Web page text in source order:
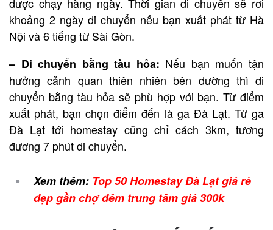
khoảng 2 ngày di chuyển nếu bạn xuất phát từ Hà
Nội và 6 tiếng từ Sài Gòn.
– Di chuyển bằng tàu hỏa: Nếu bạn muốn tận
hưởng cảnh quan thiên nhiên bên đường thì di
chuyển bằng tàu hỏa sẽ phù hợp với bạn. Từ điểm
xuất phát, bạn chọn điểm đến là ga Đà Lạt. Từ ga
Đà Lạt tới homestay cũng chỉ cách 3km, tương
đương 7 phút di chuyển.
Xem thêm: Top 50 Homestay Đà Lạt giá rẻ
đẹp gần chợ đêm trung tâm giá 300k